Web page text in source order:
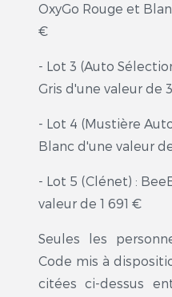
OxyGo Rouge et
€
- Lot 3 (Auto
Gris d'une valeur de
- Lot 4 (Mustière
Blanc d'une valeur
- Lot 5 (Clénet) :
valeur de 1 691 €
Seules les
Code mis à
citées ci-dessus